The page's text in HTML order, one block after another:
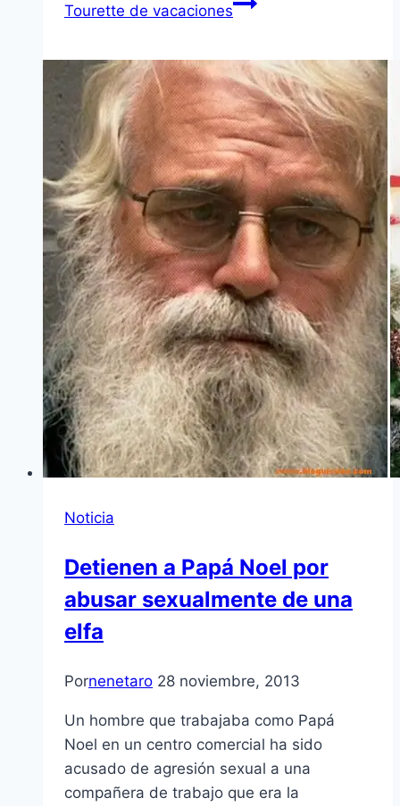
Tourette de vacaciones
Noticia
Detienen a Papá Noel por
abusar sexualmente de una
elfa
Pornenetaro 28 noviembre, 2013
Un hombre que trabajaba como Papá
Noel en un centro comercial ha sido
acusado de agresión sexual a una
compañera de trabajo que era la